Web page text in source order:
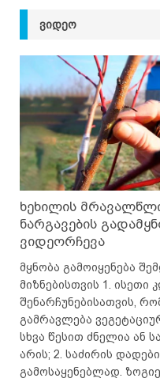
ᲕᲘᲓᲔᲝ
ხეხილის
ნარგავების
ვიდეორჩევა
მყნობა გამოიყენება
მიზნებისთვის 1. ისეთი
შენარჩუნებისათვის,
გამრავლება
სხვა წესით ძნელია ან
არის; 2. საძირის
გამოსაყენებლად.